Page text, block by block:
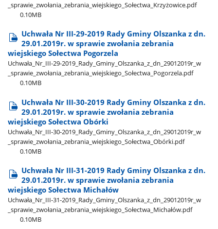
_sprawie​_zwołania​_zebrania​_wiejskiego​_Sołectwa​_Krzyżowice.pdf
0.10MB
Uchwała Nr III-29-2019 Rady Gminy Olszanka z dn.
29.01.2019r. w sprawie zwołania zebrania
wiejskiego Sołectwa Pogorzela
Uchwała​_Nr​_III-29-2019​_Rady​_Gminy​_Olszanka​_z​_dn​_29012019r​_w​
_sprawie​_zwołania​_zebrania​_wiejskiego​_Sołectwa​_Pogorzela.pdf
0.10MB
Uchwała Nr III-30-2019 Rady Gminy Olszanka z dn.
29.01.2019r. w sprawie zwołania zebrania
wiejskiego Sołectwa Obórki
Uchwała​_Nr​_III-30-2019​_Rady​_Gminy​_Olszanka​_z​_dn​_29012019r​_w​
_sprawie​_zwołania​_zebrania​_wiejskiego​_Sołectwa​_Obórki.pdf
0.10MB
Uchwała Nr III-31-2019 Rady Gminy Olszanka z dn.
29.01.2019r. w sprawie zwołania zebrania
wiejskiego Sołectwa Michałów
Uchwała​_Nr​_III-31-2019​_Rady​_Gminy​_Olszanka​_z​_dn​_29012019r​_w​
_sprawie​_zwołania​_zebrania​_wiejskiego​_Sołectwa​_Michałów.pdf
0.10MB